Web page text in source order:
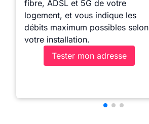
fibre, ADSL et 5G de votre
logement, et vous indique les
débits maximum possibles selon
votre installation.
Tester mon adresse